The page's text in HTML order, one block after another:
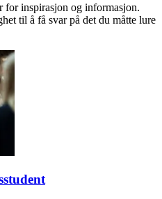
for inspirasjon og informasjon.
til å få svar på det du måtte lure